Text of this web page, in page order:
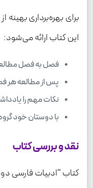
برای بهره‌برداری
این کتاب ارائه می‌شود:
فصل به فصل
پس از مطالعه هر
نکات مهم را
با دوستان خود
نقد و بررسی کتاب
کتاب "ادبیات فارسی